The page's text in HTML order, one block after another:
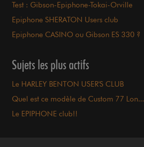
Test : Gibson-Epiphone-Tokai-Orville
Epiphone SHERATON Users club
Epiphone CASINO ou Gibson ES 330 ?
Sujets les plus actifs
Le HARLEY BENTON USER'S CLUB
Quel est ce modèle de Custom 77 Lon...
Le EPIPHONE club!!